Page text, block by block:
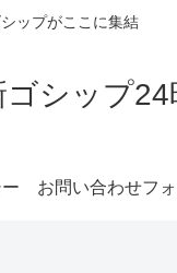
ップがここに集結
シップ24
お問い合わせフ